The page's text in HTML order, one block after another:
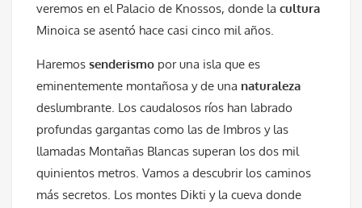
veremos en el Palacio de Knossos, donde la cultura
Minoica se asentó hace casi cinco mil años.
Haremos senderismo por una isla que es
eminentemente montañosa y de una naturaleza
deslumbrante. Los caudalosos ríos han labrado
profundas gargantas como las de Imbros y las
llamadas Montañas Blancas superan los dos mil
quinientos metros. Vamos a descubrir los caminos
más secretos. Los montes Dikti y la cueva donde